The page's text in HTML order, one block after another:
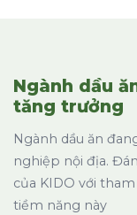
Ngành dầu
tăng trưởng
Ngành dầu ăn
nghiệp nội địa.
của KIDO với
tiềm năng này